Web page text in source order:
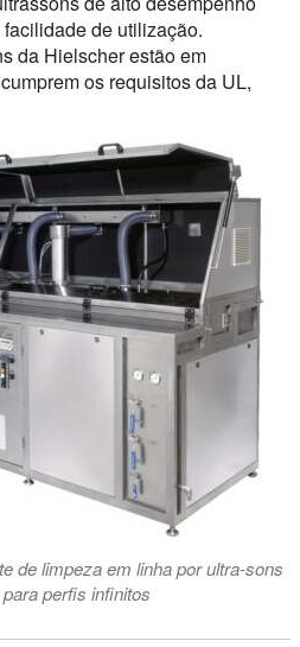
de utilização.
da Hielscher estão em
os requisitos da UL,
de limpeza em linha por ultra-sons
perfis infinitos